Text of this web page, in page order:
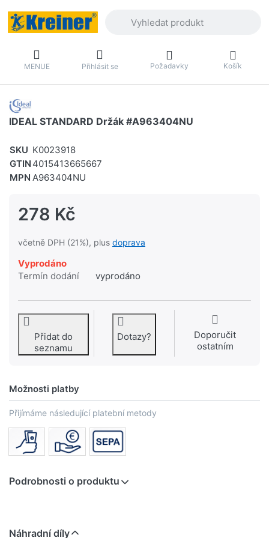
MENUE Přihlásit se Požadavky Košík
IDEAL STANDARD Držák #A963404NU
SKU K0023918
GTIN 4015413665667
MPN A963404NU
278 Kč
včetně DPH (21%), plus doprava
Vyprodáno
Termín dodání
vyprodáno
Přidat do
seznamu
Dotazy?
Doporučit
ostatním
Možnosti platby
Přijímáme následující platební metody
Podrobnosti o produktu
Náhradní díly